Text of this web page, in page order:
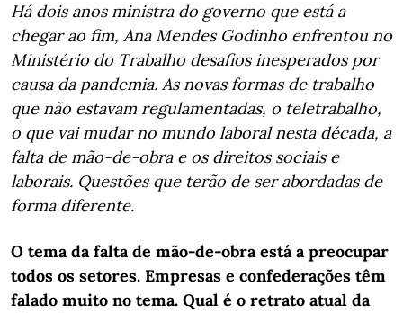
Há dois anos ministra do governo que está a
chegar ao fim, Ana Mendes Godinho enfrentou no
Ministério do Trabalho desafios inesperados por
causa da pandemia. As novas formas de trabalho
que não estavam regulamentadas, o teletrabalho,
o que vai mudar no mundo laboral nesta década, a
falta de mão-de-obra e os direitos sociais e
laborais. Questões que terão de ser abordadas de
forma diferente.
O tema da falta de mão-de-obra está a preocupar
todos os setores. Empresas e confederações têm
falado muito no tema. Qual é o retrato atual da